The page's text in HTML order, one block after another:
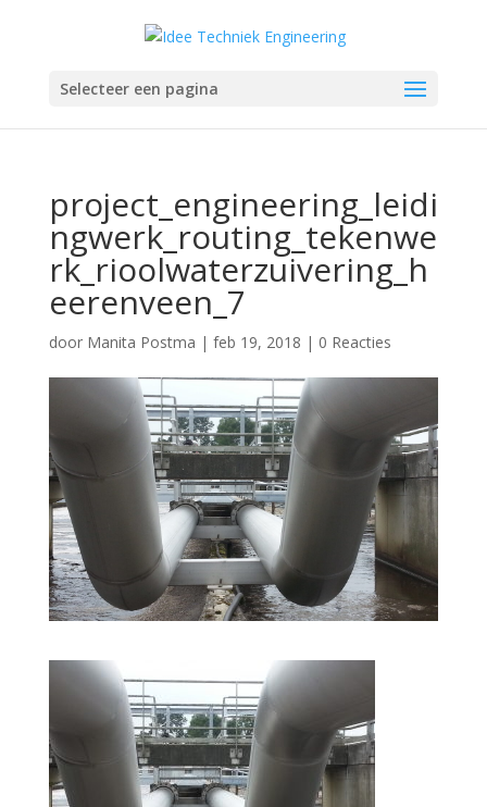
Selecteer een pagina
project_engineering_leidi
ngwerk_routing_tekenwe
rk_rioolwaterzuivering_h
eerenveen_7
door Manita Postma | feb 19, 2018 | 0 Reacties